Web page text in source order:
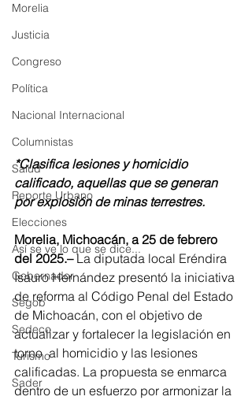
Morelia
Justicia
Congreso
Política
Nacional Internacional
Columnistas
Salud
Reporte Urbano
Elecciones
Así se ve lo que se dice...
Gobernador
Segob
Sedeco
Turismo
Sader
*Clasifica lesiones y homicidio
calificado, aquellas que se generan
por explosión de minas terrestres.
Morelia, Michoacán, a 25 de febrero
del 2025.– La diputada local Eréndira
Isauro Hernández presentó la iniciativa
de reforma al Código Penal del Estado
de Michoacán, con el objetivo de
actualizar y fortalecer la legislación en
torno  al homicidio y las lesiones
calificadas. La propuesta se enmarca
dentro de un esfuerzo por armonizar la